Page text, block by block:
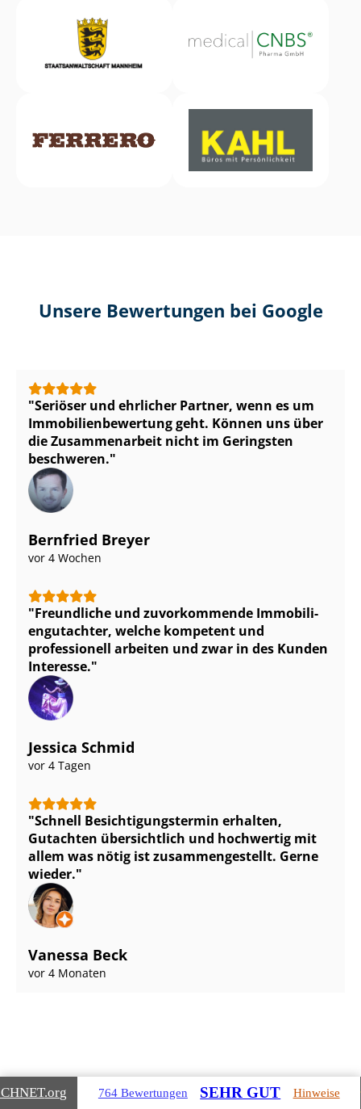
Unsere Bewertungen bei Google
Seriöser und ehrlicher Partner, wenn es um
Im­mo­bi­li­en­be­wer­tung geht. Können uns über
die Zusammenarbeit nicht im Geringsten
beschweren.
Bernfried Breyer
vor 4 Wochen
Freundliche und zuvorkommende Im­mo­bi­li­
en­gut­ach­ter, welche kompetent und
professionell arbeiten und zwar in des Kunden
Interesse.
Jessica Schmid
vor 4 Tagen
Schnell Be­sich­ti­gungs­ter­min erhalten,
Gutachten übersichtlich und hochwertig mit
allem was nötig ist zu­sam­men­ge­stellt. Gerne
wieder.
Vanessa Beck
vor 4 Monaten
Gebäudearten, die wir für Sie
.org 764 Bewertungen SEHR GUT Hinweise